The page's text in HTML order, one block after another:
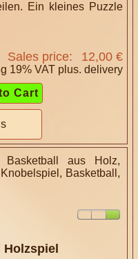
Ein kleines Puzzle
Sales price: 12,00 €
19% VAT plus. delivery